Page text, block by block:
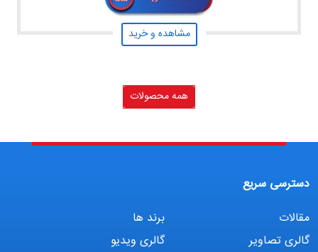
مشاهده و خرید
همه محصولات
دسترسی سریع
مقالات
برند ها
گالری تصاویر
گالری ویدیو